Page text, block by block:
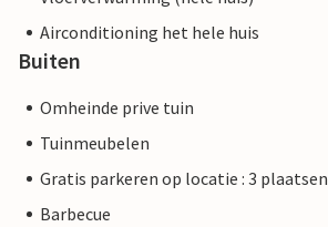
Airconditioning het hele huis
Buiten
Omheinde prive tuin
Tuinmeubelen
Gratis parkeren op locatie : 3 plaatsen
Barbecue